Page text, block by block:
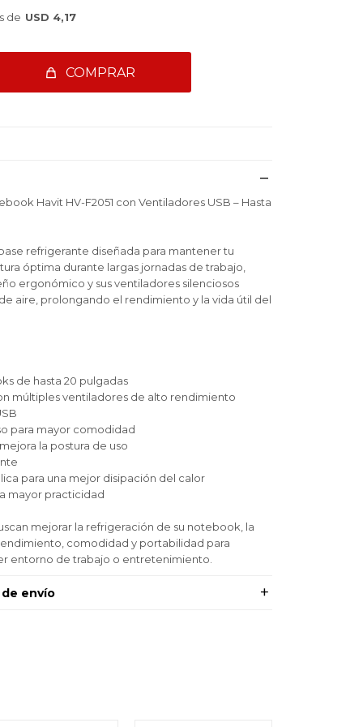
de USD 4,17
COMPRAR
Havit HV-F2051 con Ventiladores USB – Hasta
base refrigerante diseñada para mantener tu
óptima durante largas jornadas de trabajo,
ergonómico y sus ventiladores silenciosos
aire, prolongando el rendimiento y la vida útil del
de hasta 20 pulgadas
múltiples ventiladores de alto rendimiento
para mayor comodidad
la postura de uso
para una mejor disipación del calor
mayor practicidad
mejorar la refrigeración de su notebook, la
comodidad y portabilidad para
entorno de trabajo o entretenimiento.
envío